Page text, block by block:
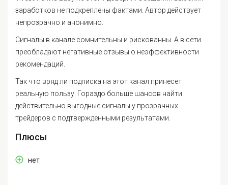
заработков не подкреплены фактами. Автор действует
непрозрачно и анонимно.
Сигналы в канале сомнительны и рискованны. А в сети
преобладают негативные отзывы о неэффективности
рекомендаций.
Так что вряд ли подписка на этот канал принесет
реальную пользу. Гораздо больше шансов найти
действительно выгодные сигналы у прозрачных
трейдеров с подтвержденными результатами.
Плюсы
нет